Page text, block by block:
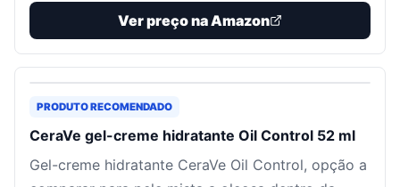
Ver preço na Amazon
PRODUTO RECOMENDADO
CeraVe gel-creme hidratante Oil Control 52 ml
Gel-creme hidratante CeraVe Oil Control, opção a